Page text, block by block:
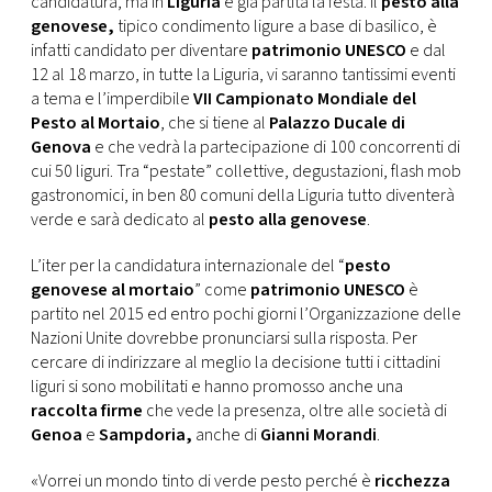
CONSIGLIA
genovese, tipico condimento ligure a base di basilico, è
infatti candidato per diventare patrimonio UNESCO e dal
12 al 18 marzo, in tutte la Liguria, vi saranno tantissimi eventi
a tema e l’imperdibileVII Campionato Mondiale del
Pesto al Mortaio, che si tiene al Palazzo Ducale di
Genova e che vedrà la partecipazione di 100 concorrenti di
cui 50 liguri. Tra “pestate” collettive, degustazioni, flash mob
gastronomici, in ben 80 comuni della Liguria tutto diventerà
verde e sarà dedicato al pesto alla genovese.
L’iter per la candidatura internazionale del “pesto
genovese al mortaio” come patrimonio UNESCO è
partito nel 2015 ed entro pochi giorni l’Organizzazione delle
Nazioni Unite dovrebbe pronunciarsi sulla risposta. Per
cercare di indirizzare al meglio la decisione tutti i cittadini
liguri si sono mobilitati e hanno promosso anche una
raccolta firme che vede la presenza, oltre alle società di
Genoa eSampdoria, anche diGianni Morandi.
«Vorrei un mondo tinto di verde pesto perché è ricchezza